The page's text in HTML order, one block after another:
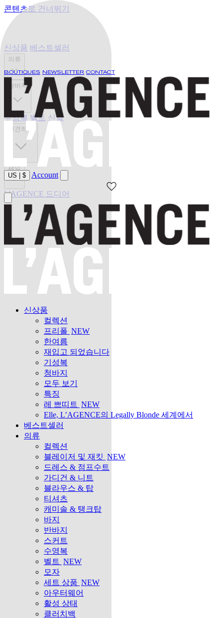
콘텐츠로 건너뛰기
BOUTIQUES NEWSLETTER CONTACT
US $ Account
신상품
컬렉션
프리폴 NEW
한여름
재입고 되었습니다
기성복
청바지
모두 보기
특징
레 쁘띠트 NEW
Elle, L’AGENCE의 Legally Blonde 세계에서
베스트셀러
의류
컬렉션
블레이저 및 재킷 NEW
드레스 & 점프수트
가디건 & 니트
블라우스 & 탑
티셔츠
캐미솔 & 탱크탑
바지
반바지
스커트
수영복
벨트 NEW
모자
세트 상품 NEW
아우터웨어
활성 상태
클러치백
신상품 베스트셀러
의류
청바지
수영복 벨트 신발
발견하기
세일
L'AGENCE 드디어